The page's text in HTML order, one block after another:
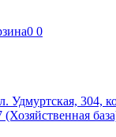
0 0
Удмуртская, 304,